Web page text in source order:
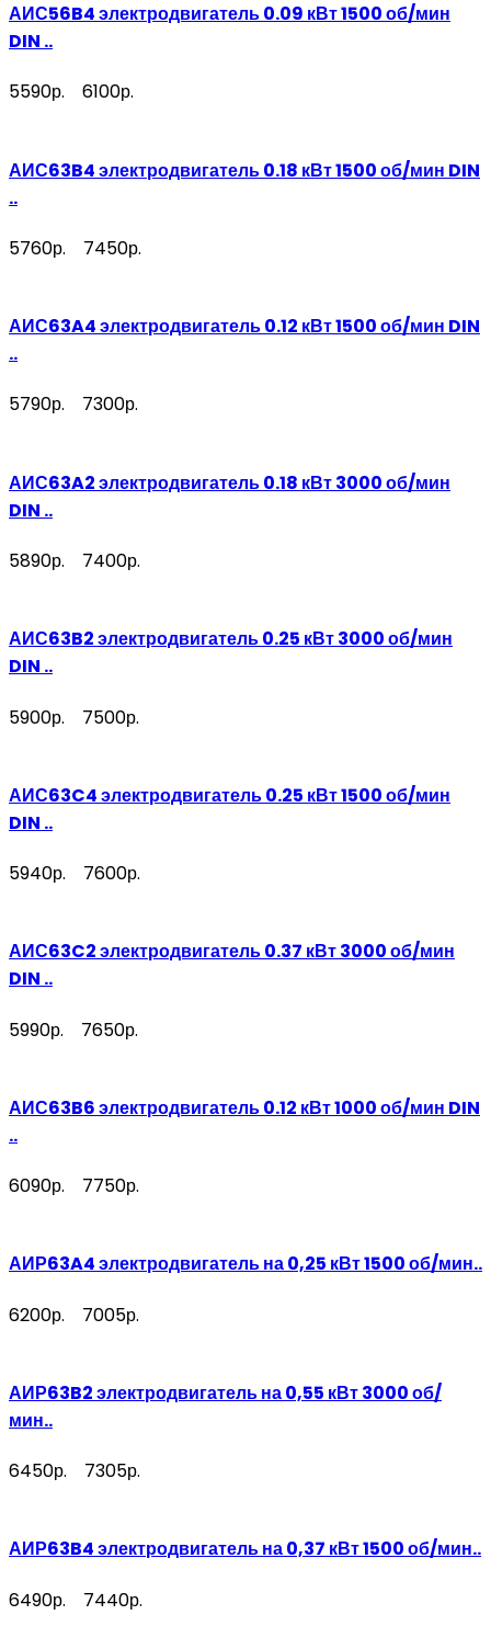
АИС56B4 электродвигатель 0.09 кВт 1500 об/мин
DIN ..
5590р. 6100р.
АИС63B4 электродвигатель 0.18 кВт 1500 об/мин DIN
..
5760р. 7450р.
АИС63A4 электродвигатель 0.12 кВт 1500 об/мин DIN
..
5790р. 7300р.
АИС63A2 электродвигатель 0.18 кВт 3000 об/мин
DIN ..
5890р. 7400р.
АИС63B2 электродвигатель 0.25 кВт 3000 об/мин
DIN ..
5900р. 7500р.
АИС63C4 электродвигатель 0.25 кВт 1500 об/мин
DIN ..
5940р. 7600р.
АИС63C2 электродвигатель 0.37 кВт 3000 об/мин
DIN ..
5990р. 7650р.
АИС63B6 электродвигатель 0.12 кВт 1000 об/мин DIN
..
6090р. 7750р.
АИР63A4 электродвигатель на 0,25 кВт 1500 об/мин..
6200р. 7005р.
АИР63B2 электродвигатель на 0,55 кВт 3000 об/
мин..
6450р. 7305р.
АИР63B4 электродвигатель на 0,37 кВт 1500 об/мин..
6490р. 7440р.